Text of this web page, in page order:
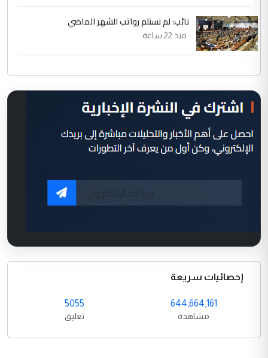
نائب: لم نستلم رواتب الشهر الماضي
منذ 22 ساعة
إحصائيات سريعة
644,664,161
مشاهدة
5055
تعليق